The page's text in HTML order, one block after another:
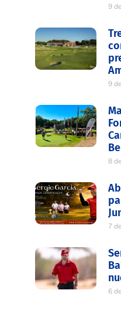
9
9
8
7
6